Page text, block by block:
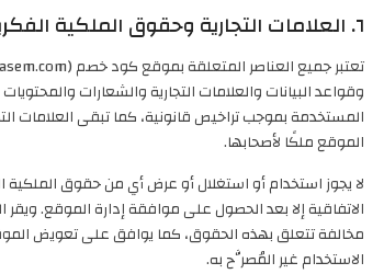
٦. العلامات التجارية وحقوق الملكية الفكرية
وقواعد البيانات والعلامات التجارية والشعارات
المستخدمة بموجب تراخيص قانونية، كما تبقى العلامات
الموقع ملكًا لأصحابها.
لا يجوز استخدام أو استغلال أو عرض أي من حقوق
الاتفاقية إلا بعد الحصول على موافقة إدارة الموقع.
مخالفة تتعلق بهذه الحقوق، كما يوافق على تعويض
الاستخدام غير المُصرَّح به.